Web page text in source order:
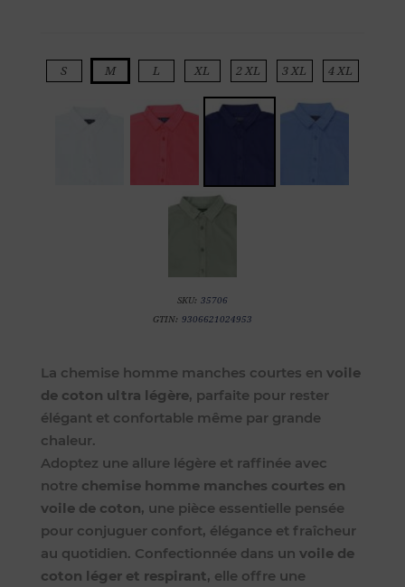
S M L XL 2 XL 3 XL 4 XL
SKU: 35706
GTIN: 9306621024953
La chemise homme manches courtes en voile
de coton ultra légère, parfaite pour rester
élégant et confortable même par grande
chaleur.
Adoptez une allure légère et raffinée avec
notre chemise homme manches courtes en
voile de coton, une pièce essentielle pensée
pour conjuguer confort, élégance et fraîcheur
au quotidien. Confectionnée dans un voile de
coton léger et respirant, elle offre une